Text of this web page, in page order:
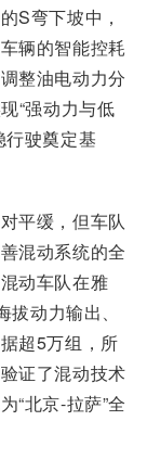
S弯下坡中，
辆的智能控耗
整油电动力分
“强动力与低
行驶奠定基
平缓，但车队
混动系统的全
动车队在雅
动力输出、
超5万组，所
证了混动技术
“北京-拉萨”全